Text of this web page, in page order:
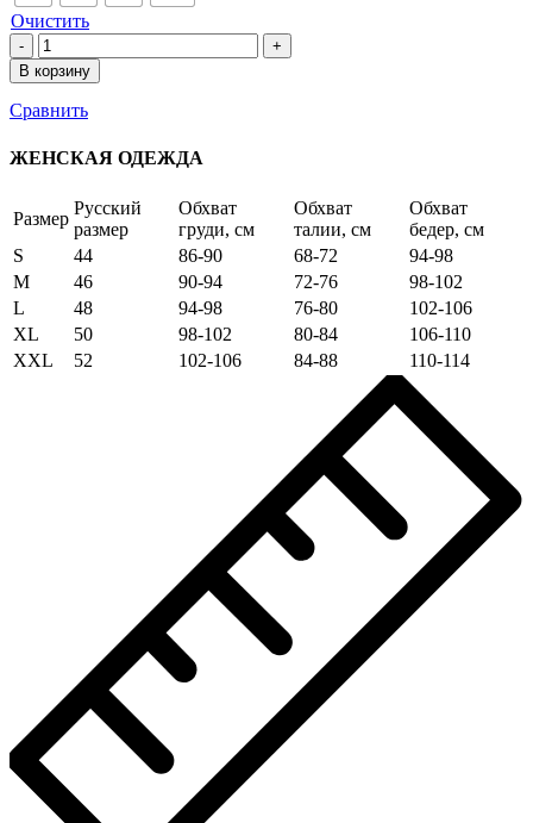
Очистить
Количество
товара
Юбка
из
6665
white
В корзину
Сравнить
ЖЕНСКАЯ ОДЕЖДА
Размер
Русский
размер
Обхват
груди, см
Обхват
талии, см
Обхват
бедер, см
S
44 86-90 68-72
94-98
M
46 90-94 72-76
98-102
L
48 94-98 76-80
102-106
XL
50 98-102 80-84
106-110
XXL
52 102-106 84-88 110-114